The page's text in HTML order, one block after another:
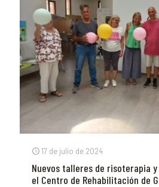
17 de julio de 2024
Nuevos talleres de risoterapia
el Centro de Rehabilitación de